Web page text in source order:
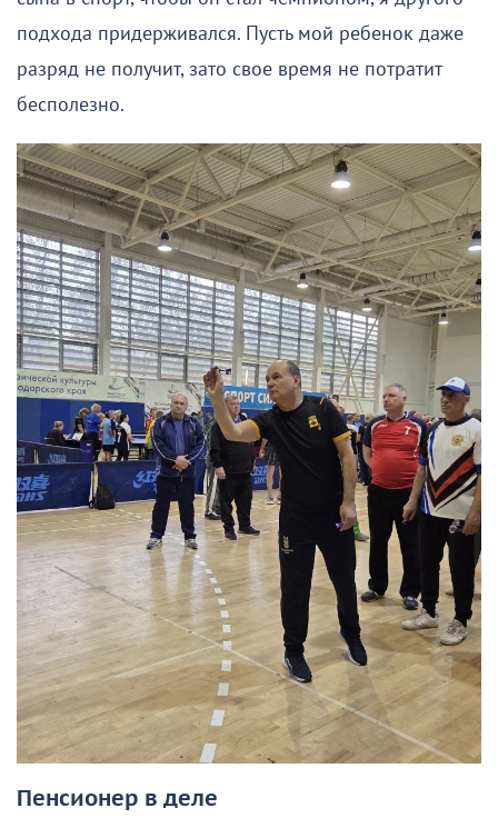
подхода придерживался. Пусть мой ребенок даже
разряд не получит, зато свое время не потратит
бесполезно.
Пенсионер в деле